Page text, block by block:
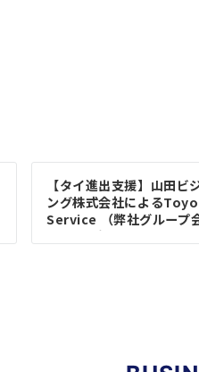
【タイ進出支援】山田ビ
ング株式会社による
Service （弊社グループ
入れのお知らせ